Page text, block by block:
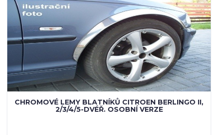
CHROMOVÉ LEMY BLATNÍKŮ CITROEN BERLINGO II,
2/3/4/5-DVÉŘ. OSOBNÍ VERZE